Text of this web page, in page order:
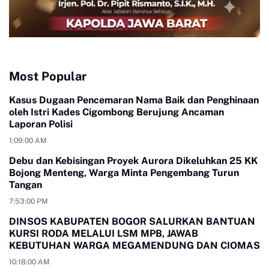
Most Popular
Kasus Dugaan Pencemaran Nama Baik dan Penghinaan
oleh Istri Kades Cigombong Berujung Ancaman
Laporan Polisi
1:09:00 AM
Debu dan Kebisingan Proyek Aurora Dikeluhkan 25 KK
Bojong Menteng, Warga Minta Pengembang Turun
Tangan
7:53:00 PM
DINSOS KABUPATEN BOGOR SALURKAN BANTUAN
KURSI RODA MELALUI LSM MPB, JAWAB
KEBUTUHAN WARGA MEGAMENDUNG DAN CIOMAS
10:18:00 AM